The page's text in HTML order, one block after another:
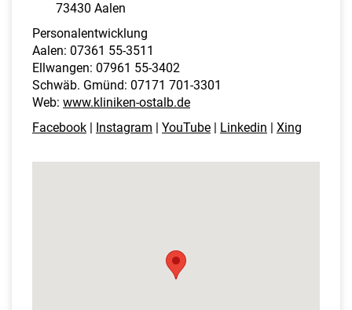
73430 Aalen
Personalentwicklung
Aalen: 07361 55-3511
Ellwangen: 07961 55-3402
Schwäb. Gmünd: 07171 701-3301
Web: www.kliniken-ostalb.de
Facebook
Instagram YouTube Linkedin Xing